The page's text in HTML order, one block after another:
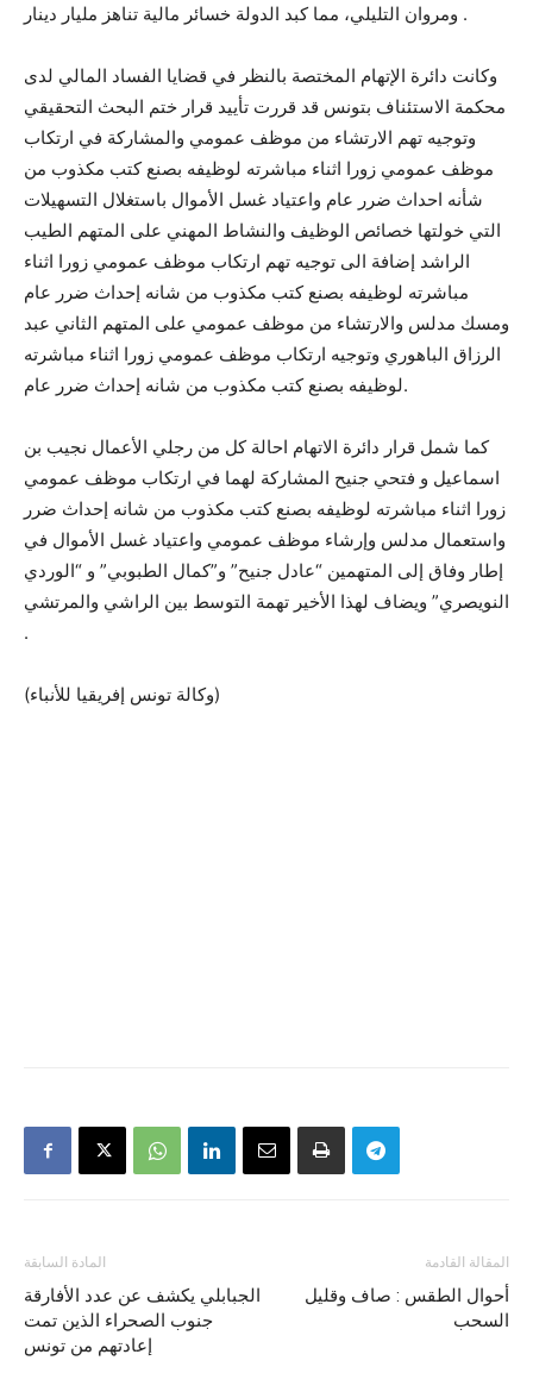
ومروان التليلي، مما كبد الدولة خسائر مالية تناهز مليار دينار .
وكانت دائرة الإتهام المختصة بالنظر في قضايا الفساد المالي لدى
محكمة الاستئناف بتونس قد قررت تأييد قرار ختم البحث التحقيقي
وتوجيه تهم الارتشاء من موظف عمومي والمشاركة في ارتكاب
موظف عمومي زورا اثناء مباشرته لوظيفه بصنع كتب مكذوب من
شأنه احداث ضرر عام واعتياد غسل الأموال باستغلال التسهيلات
التي خولتها خصائص الوظيف والنشاط المهني على المتهم الطيب
الراشد إضافة الى توجيه تهم ارتكاب موظف عمومي زورا اثناء
مباشرته لوظيفه بصنع كتب مكذوب من شانه إحداث ضرر عام
ومسك مدلس والارتشاء من موظف عمومي على المتهم الثاني عبد
الرزاق الباهوري وتوجيه ارتكاب موظف عمومي زورا اثناء مباشرته
لوظيفه بصنع كتب مكذوب من شانه إحداث ضرر عام.
كما شمل قرار دائرة الاتهام احالة كل من رجلي الأعمال نجيب بن
اسماعيل و فتحي جنيح المشاركة لهما في ارتكاب موظف عمومي
زورا اثناء مباشرته لوظيفه بصنع كتب مكذوب من شانه إحداث ضرر
واستعمال مدلس وإرشاء موظف عمومي واعتياد غسل الأموال في
إطار وفاق إلى المتهمين “عادل جنيح” و”كمال الطبوبي” و “الوردي
النويصري” ويضاف لهذا الأخير تهمة التوسط بين الراشي والمرتشي
.
(وكالة تونس إفريقيا للأنباء)
المادة السابقة
الجبابلي يكشف عن عدد الأفارقة
جنوب الصحراء الذين تمت
إعادتهم من تونس
المقالة القادمة
أحوال الطقس : صاف وقليل
السحب